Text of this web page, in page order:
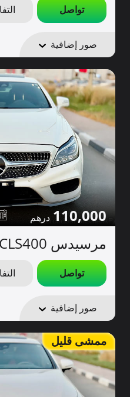
تواصل
صور إضافية
110,000
مرسيدس CLS400 للبيع
تواصل
صور إضافية
ممشى قليل